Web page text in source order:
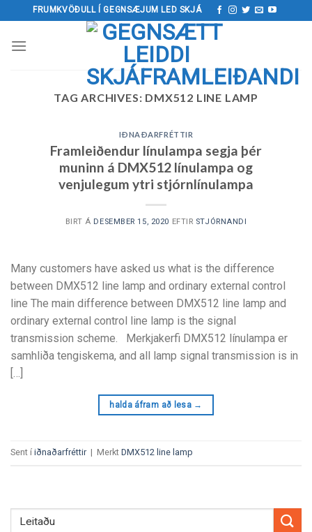
yfir
FRUMKVÖÐULL Í GEGNSÆJUM LED SKJÁ
TAG ARCHIVES: DMX512 LINE LAMP
IÐNAÐARFRÉTTIR
Framleiðendur línulampa segja þér
muninn á DMX512 línulampa og
venjulegum ytri stjórnlínulampa
BIRT Á DESEMBER 15, 2020 EFTIR STJÓRNANDI
Many customers have asked us what is the difference
between DMX512 line lamp and ordinary external control
line The main difference between DMX512 line lamp and
ordinary external control line lamp is the signal
transmission scheme . Merkjakerfi DMX512 línulampa er
samhliða tengiskema, and all lamp signal transmission is in
[…]
halda áfram að lesa →
Sent í iðnaðarfréttir | Merkt DMX512 line lamp